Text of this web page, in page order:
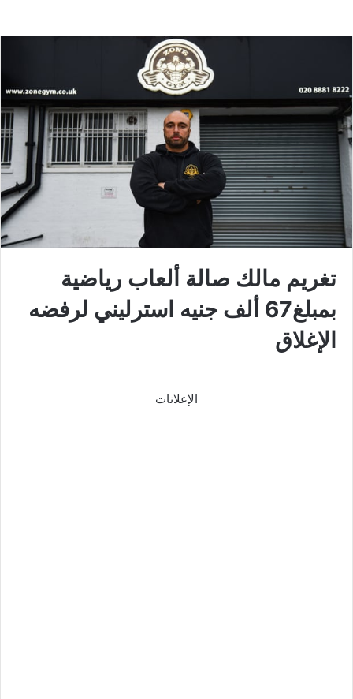
تغريم مالك صالة ألعاب رياضية
بمبلغ67 ألف جنيه استرليني لرفضه
الإغلاق
الإعلانات